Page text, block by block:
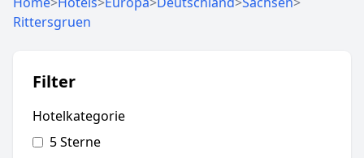
Rittersgruen
Filter
Hotelkategorie
5 Sterne